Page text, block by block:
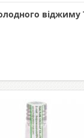
віджиму